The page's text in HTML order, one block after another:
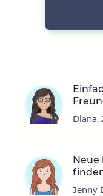
Diana,
Jenny